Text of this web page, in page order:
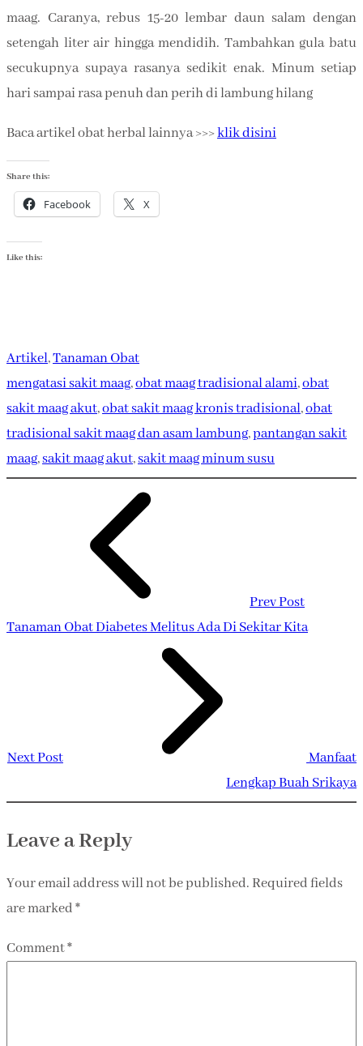
maag. Caranya, rebus 15-20 lembar daun salam dengan
setengah liter air hingga mendidih. Tambahkan gula batu
secukupnya supaya rasanya sedikit enak. Minum setiap
hari sampai rasa penuh dan perih di lambung hilang
Baca artikel obat herbal lainnya >>>klik disini
Share this:
Facebook X
Like this:
Artikel, Tanaman Obat
mengatasi sakit maag, obat maag tradisional alami, obat
sakit maag akut, obat sakit maag kronis tradisional, obat
tradisional sakit maag dan asam lambung, pantangan sakit
maag, sakit maag akut, sakit maag minum susu
Prev Post
Tanaman Obat Diabetes Melitus Ada Di Sekitar Kita
Next Post
Manfaat
Lengkap Buah Srikaya
Leave a Reply
Your email address will not be published.Required fields
are marked*
Comment*